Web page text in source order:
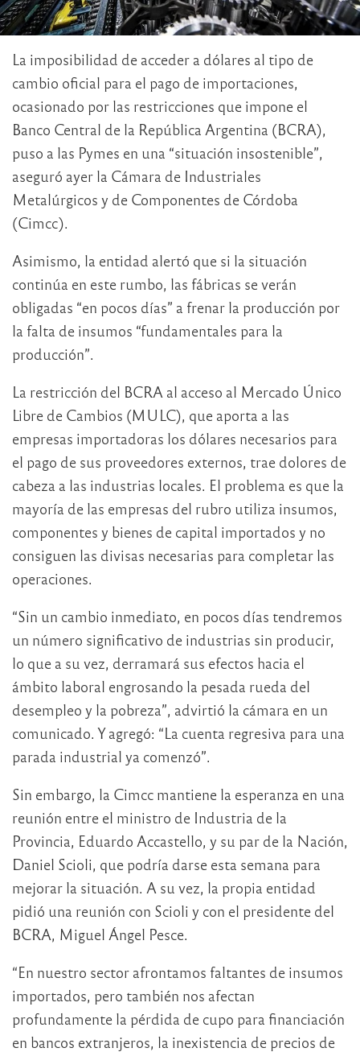
La imposibilidad de acceder a dólares al tipo de
cambio oficial para el pago de importaciones,
ocasionado por las restricciones que impone el
Banco Central de la República Argentina (BCRA),
puso a las Pymes en una “situación insostenible”,
aseguró ayer la Cámara de Industriales
Metalúrgicos y de Componentes de Córdoba
(Cimcc).
Asimismo, la entidad alertó que si la situación
continúa en este rumbo, las fábricas se verán
obligadas “en pocos días” a frenar la producción por
la falta de insumos “fundamentales para la
producción”.
La restricción del BCRA al acceso al Mercado Único
Libre de Cambios (MULC), que aporta a las
empresas importadoras los dólares necesarios para
el pago de sus proveedores externos, trae dolores de
cabeza a las industrias locales. El problema es que la
mayoría de las empresas del rubro utiliza insumos,
componentes y bienes de capital importados y no
consiguen las divisas necesarias para completar las
operaciones.
“Sin un cambio inmediato, en pocos días tendremos
un número significativo de industrias sin producir,
lo que a su vez, derramará sus efectos hacia el
ámbito laboral engrosando la pesada rueda del
desempleo y la pobreza”, advirtió la cámara en un
comunicado. Y agregó: “La cuenta regresiva para una
parada industrial ya comenzó”.
Sin embargo, la Cimcc mantiene la esperanza en una
reunión entre el ministro de Industria de la
Provincia, Eduardo Accastello, y su par de la Nación,
Daniel Scioli, que podría darse esta semana para
mejorar la situación. A su vez, la propia entidad
pidió una reunión con Scioli y con el presidente del
BCRA, Miguel Ángel Pesce.
“En nuestro sector afrontamos faltantes de insumos
importados, pero también nos afectan
profundamente la pérdida de cupo para financiación
en bancos extranjeros, la inexistencia de precios de